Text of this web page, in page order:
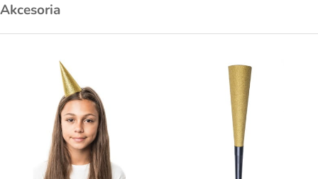
Akcesoria